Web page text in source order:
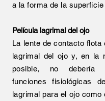
a la forma de la superficie
Película lagrimal del ojo
La lente de contacto flota
lagrimal del ojo y, en la
posible, no debería
funciones fisiológicas
lagrimal para el ojo como